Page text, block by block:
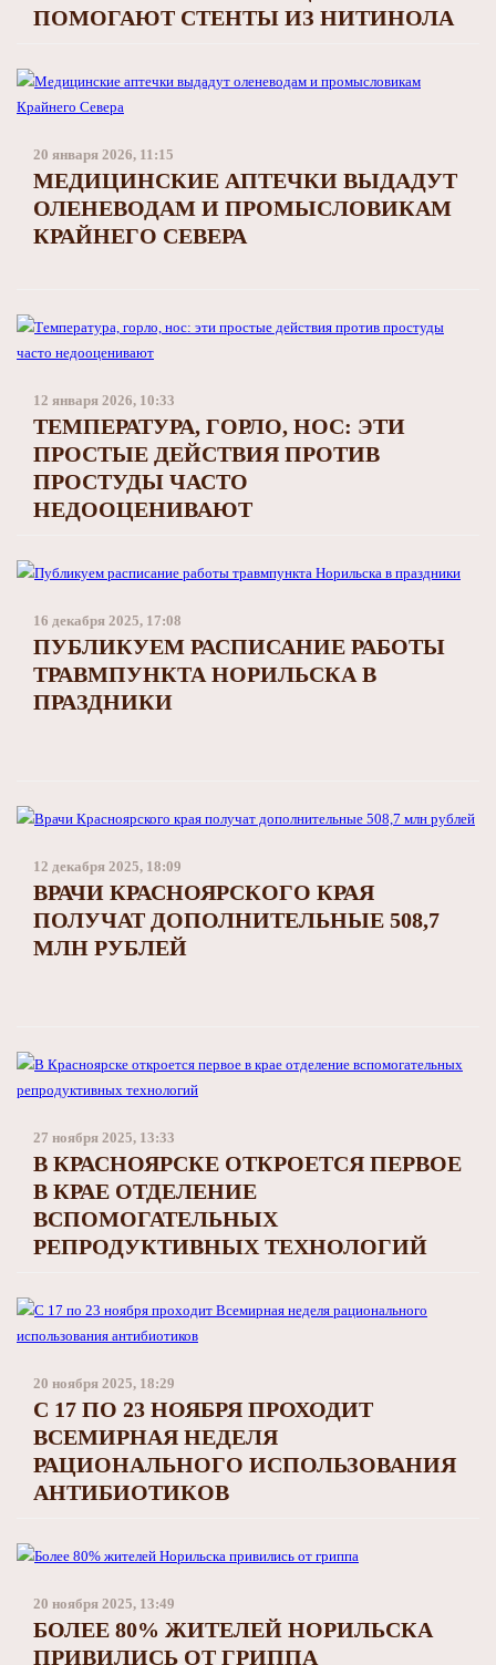
ПОМОГАЮТ СТЕНТЫ ИЗ НИТИНОЛА
20 января 2026, 11:15
МЕДИЦИНСКИЕ АПТЕЧКИ ВЫДАДУТ
ОЛЕНЕВОДАМ И ПРОМЫСЛОВИКАМ
КРАЙНЕГО СЕВЕРА
12 января 2026, 10:33
ТЕМПЕРАТУРА, ГОРЛО, НОС: ЭТИ
ПРОСТЫЕ ДЕЙСТВИЯ ПРОТИВ
ПРОСТУДЫ ЧАСТО
НЕДООЦЕНИВАЮТ
16 декабря 2025, 17:08
ПУБЛИКУЕМ РАСПИСАНИЕ РАБОТЫ
ТРАВМПУНКТА НОРИЛЬСКА В
ПРАЗДНИКИ
12 декабря 2025, 18:09
ВРАЧИ КРАСНОЯРСКОГО КРАЯ
ПОЛУЧАТ ДОПОЛНИТЕЛЬНЫЕ 508,7
МЛН РУБЛЕЙ
27 ноября 2025, 13:33
В КРАСНОЯРСКЕ ОТКРОЕТСЯ ПЕРВОЕ
В КРАЕ ОТДЕЛЕНИЕ
ВСПОМОГАТЕЛЬНЫХ
РЕПРОДУКТИВНЫХ ТЕХНОЛОГИЙ
20 ноября 2025, 18:29
С 17 ПО 23 НОЯБРЯ ПРОХОДИТ
ВСЕМИРНАЯ НЕДЕЛЯ
РАЦИОНАЛЬНОГО ИСПОЛЬЗОВАНИЯ
АНТИБИОТИКОВ
20 ноября 2025, 13:49
БОЛЕЕ 80% ЖИТЕЛЕЙ НОРИЛЬСКА
ПРИВИЛИСЬ ОТ ГРИППА